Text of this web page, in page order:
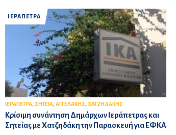
ΙΕΡΑΠΕΤΡΑ
ΙΕΡΑΠΕΤΡΑ, ΣΗΤΕΙΑ,ΑΓΓΕΛΑΚΗΣ,ΧΑΤΖΗΔΑΚΗΣ
Κρίσιμη συνάντηση Δημάρχων Ιεράπετρας και
Σητείας με Χατζηδάκη την Παρασκευή για ΕΦΚΑ